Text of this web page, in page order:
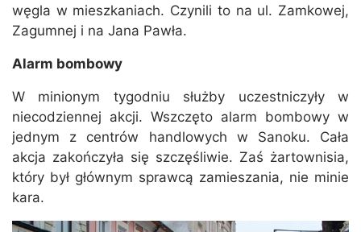
węgla w mieszkaniach. Czynili to na ul. Zamkowej,
Zagumnej i na Jana Pawła.
Alarm bombowy
W minionym tygodniu służby uczestniczyły w
niecodziennej akcji. Wszczęto alarm bombowy w
jednym z centrów handlowych w Sanoku. Cała
akcja zakończyła się szczęśliwie. Zaś żartownisia,
który był głównym sprawcą zamieszania, nie minie
kara.